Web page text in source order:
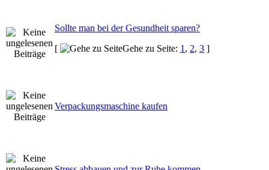
Sollte man bei der Gesundheit sparen?
[
Gehe zu Seite: 1 , 2, 3 ]
Verpackungsmaschine kaufen